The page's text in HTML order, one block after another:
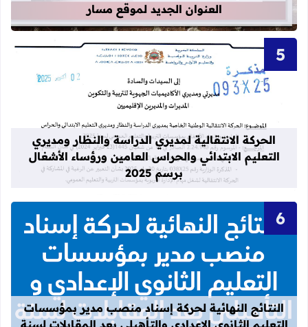
العنوان الجديد لموقع مسار
قراءة المزيد عن الحركة الانتقالية
الحركة الانتقالية لمديري الدراسة والنظار ومديري
التعليم الابتدائي والحراس العامين ورؤساء الأشغال
برسم 2025
قراءة المزيد عن النتائج النهائية
النتائج النهائية لحركة إسناد منصب مدير بمؤسسات
التعليم الثانوي الإعدادي والتأهيلي بعد المقابلات لسنة